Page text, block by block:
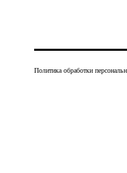
Политика обработки